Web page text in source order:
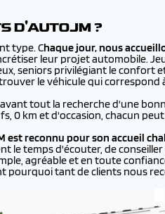
D'AUTOJM ?
type. Chaque jour, nous
leur projet automobile.
seniors privilégiant le confort
le véhicule qui correspond
tout la recherche d'une
0 km et d'occasion, chacun
est reconnu pour son accueil
le temps d'écouter, de
agréable et en toute
pourquoi tant de clients nous